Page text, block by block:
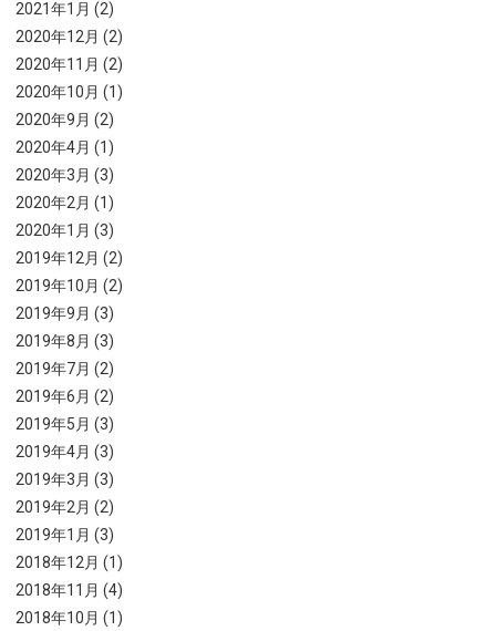
2021年1月 (2)
2020年12月 (2)
2020年11月 (2)
2020年10月 (1)
2020年9月 (2)
2020年4月 (1)
2020年3月 (3)
2020年2月 (1)
2020年1月 (3)
2019年12月 (2)
2019年10月 (2)
2019年9月 (3)
2019年8月 (3)
2019年7月 (2)
2019年6月 (2)
2019年5月 (3)
2019年4月 (3)
2019年3月 (3)
2019年2月 (2)
2019年1月 (3)
2018年12月 (1)
2018年11月 (4)
2018年10月 (1)